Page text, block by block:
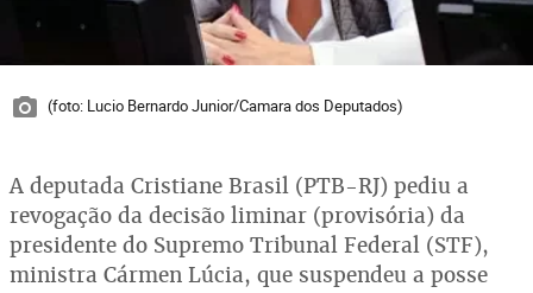
(foto: Lucio Bernardo Junior/Camara dos Deputados)
A deputada Cristiane Brasil (PTB-RJ) pediu a
revogação da decisão liminar (provisória) da
presidente do Supremo Tribunal Federal (STF),
ministra Cármen Lúcia, que suspendeu a posse